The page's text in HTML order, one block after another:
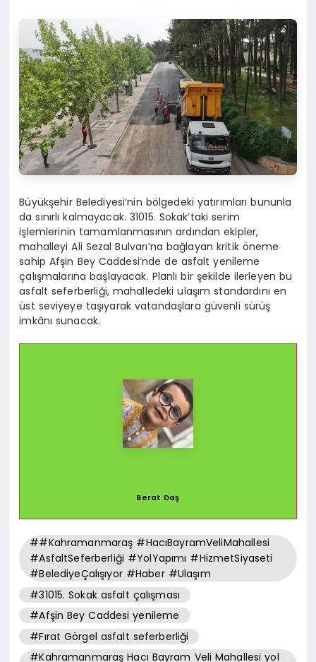
Büyükşehir Belediyesi’nin bölgedeki yatırımları bununla
da sınırlı kalmayacak. 31015. Sokak’taki serim
işlemlerinin tamamlanmasının ardından ekipler,
mahalleyi Ali Sezal Bulvarı’na bağlayan kritik öneme
sahip Afşin Bey Caddesi’nde de asfalt yenileme
çalışmalarına başlayacak. Planlı bir şekilde ilerleyen bu
asfalt seferberliği, mahalledeki ulaşım standardını en
üst seviyeye taşıyarak vatandaşlara güvenli sürüş
imkânı sunacak.
Berat Daş
##Kahramanmaraş #HacıBayramVeliMahallesi
#AsfaltSeferberliği #YolYapımı #HizmetSiyaseti
#BelediyeÇalışıyor #Haber #Ulaşım
#31015. Sokak asfalt çalışması
#Afşin Bey Caddesi yenileme
#Fırat Görgel asfalt seferberliği
#Kahramanmaraş Hacı Bayram Veli Mahallesi yol